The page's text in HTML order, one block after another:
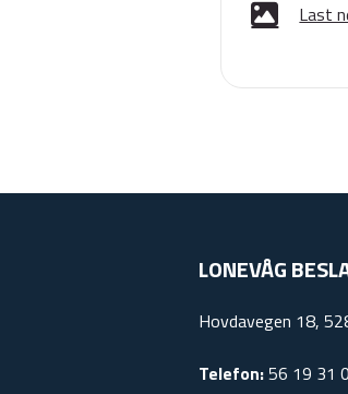
Last
LONEVÅG
Hovdavegen 18,
Telefon:56 19 31